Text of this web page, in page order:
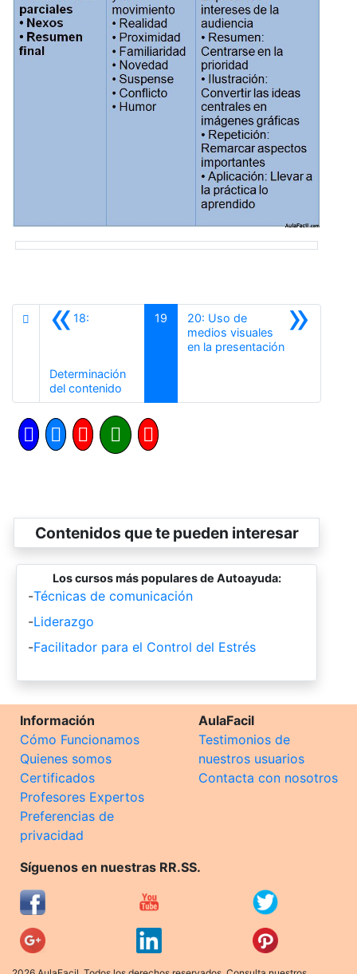
«18:
Determinación
del contenido
19 »
20: Uso de
medios visuales
en la presentaciónSiguiente
Contenidos que te pueden interesar
Los cursos más populares de Autoayuda:
-Técnicas de comunicación
-Liderazgo
-Facilitador para el Control del Estrés
Información
Cómo Funcionamos
Quienes somos
Certificados
Profesores Expertos
Preferencias de
privacidad
AulaFacil
Testimonios de
nuestros usuarios
Contacta con nosotros
Síguenos en nuestras RR.SS.